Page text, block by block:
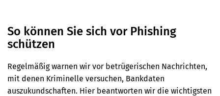
So können Sie sich vor Phishing
schützen
Regelmäßig warnen wir vor betrügerischen Nachrichten,
mit denen Kriminelle versuchen, Bankdaten
auszukundschaften. Hier beantworten wir die wichtigsten